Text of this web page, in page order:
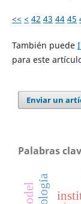
<< < 42 43 44 45
También puede
para este
Enviar un
Palabras